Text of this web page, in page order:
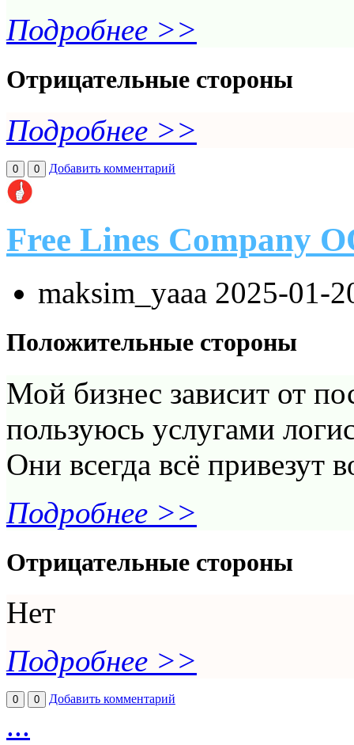
Подробнее >>
Отрицательные стороны
Подробнее >>
0 0 Добавить комментарий
Free Lines Company
maksim_yaaa 2025-01-
Положительные стороны
Мой бизнес зависит от
пользуюсь услугами
Они всегда всё привезут
Подробнее >>
Отрицательные стороны
Нет
Подробнее >>
0 0 Добавить комментарий
...